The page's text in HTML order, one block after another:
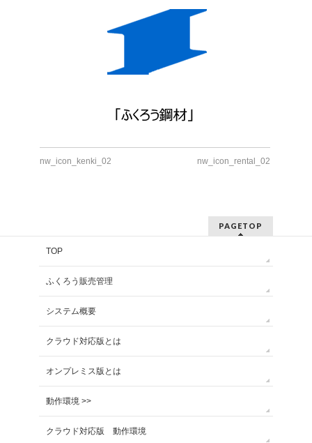
nw_icon_kenki_02 nw_icon_rental_02
PAGETOP
TOP
ふくろう販売管理
システム概要
クラウド対応版とは
オンプレミス版とは
動作環境 >>
クラウド対応版 動作環境